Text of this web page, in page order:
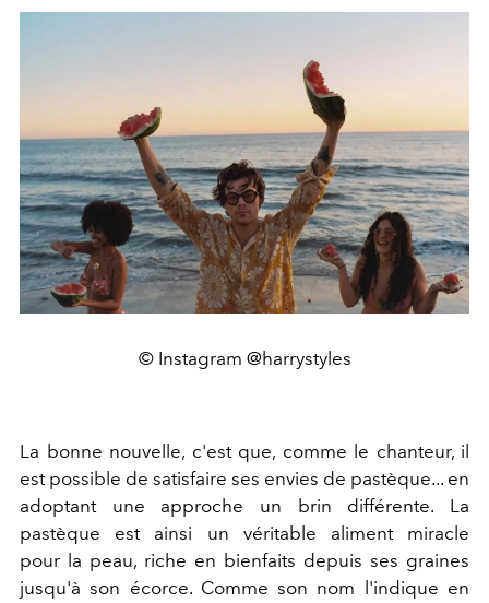
© Instagram @harrystyles
La bonne nouvelle, c'est que, comme le chanteur, il
est possible de satisfaire ses envies de pastèque... en
adoptant une approche un brin différente. La
pastèque est ainsi un véritable aliment miracle
pour la peau, riche en bienfaits depuis ses graines
jusqu'à son écorce. Comme son nom l'indique en